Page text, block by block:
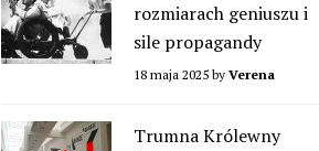
rozmiarach geniuszu i
sile propagandy
18 maja 2025by Verena
Trumna Królewny